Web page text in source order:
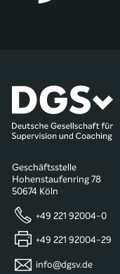
Geschäftsstelle
Hohenstaufenring 78
50674 Köln
+49 221 92004-0
+49 221 92004-29
info@dgsv.de